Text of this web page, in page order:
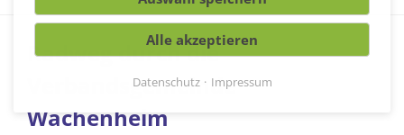
Radweg durch die
Verbandsgemeinde
Wachenheim
Alle akzeptieren
Datenschutz Impressum